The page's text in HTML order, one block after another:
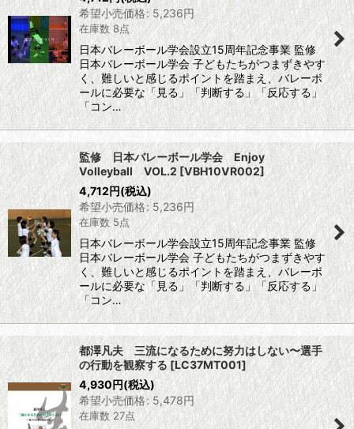
表示数:
並び順:
絞り込む
希望小売価格: 5,236円
在庫数 8点
日本バレーボール学会設立15周年記念事業 監修
日本バレーボール学会 子どもたちがつまずきやす
く、難しいと感じるポイントを踏まえ、バレーボ
ールに必要な「見る」「判断する」「反応する」
「コン…
監修 日本バレーボール学会 Enjoy
Volleyball VOL.2 [VBH10VR002]
4,712円(税込)
希望小売価格: 5,236円
在庫数 5点
日本バレーボール学会設立15周年記念事業 監修
日本バレーボール学会 子どもたちがつまずきやす
く、難しいと感じるポイントを踏まえ、バレーボ
ールに必要な「見る」「判断する」「反応する」
「コン…
都澤凡夫 三流になるために努力はしない〜選手
の行動を観察する[LC37MT001]
4,930円(税込)
希望小売価格: 5,478円
在庫数 27点